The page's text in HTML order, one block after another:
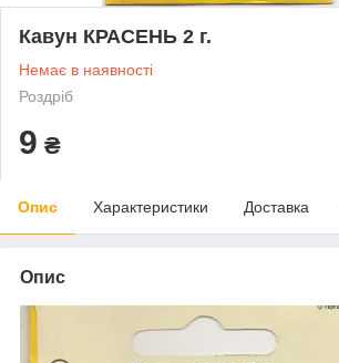
Кавун КРАСЕНЬ 2 г.
Немає в наявності
Роздріб
9 ₴
Опис Характеристики Доставка
Опис